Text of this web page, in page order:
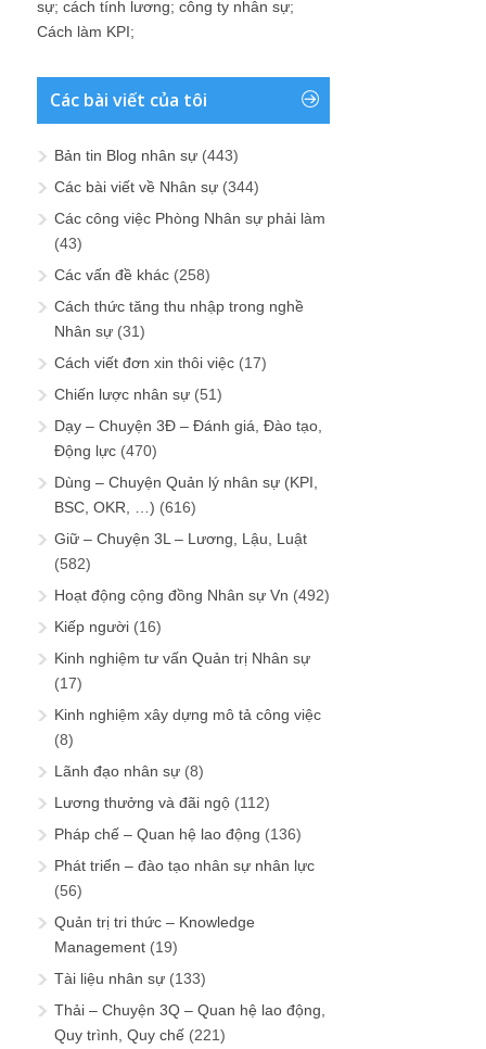
sự; cách tính lương; công ty nhân sự;
Cách làm KPI;
Các bài viết của tôi
Bản tin Blog nhân sự (443)
Các bài viết về Nhân sự (344)
Các công việc Phòng Nhân sự phải làm
(43)
Các vấn đề khác (258)
Cách thức tăng thu nhập trong nghề
Nhân sự (31)
Cách viết đơn xin thôi việc (17)
Chiến lược nhân sự (51)
Dạy – Chuyện 3Đ – Đánh giá, Đào tạo,
Động lực (470)
Dùng – Chuyện Quản lý nhân sự (KPI,
BSC, OKR, …) (616)
Giữ – Chuyện 3L – Lương, Lậu, Luật
(582)
Hoạt động cộng đồng Nhân sự Vn (492)
Kiếp người (16)
Kinh nghiệm tư vấn Quản trị Nhân sự
(17)
Kinh nghiệm xây dựng mô tả công việc
(8)
Lãnh đạo nhân sự (8)
Lương thưởng và đãi ngộ (112)
Pháp chế – Quan hệ lao động (136)
Phát triển – đào tạo nhân sự nhân lực
(56)
Quản trị tri thức – Knowledge
Management (19)
Tài liệu nhân sự (133)
Thải – Chuyện 3Q – Quan hệ lao động,
Quy trình, Quy chế (221)